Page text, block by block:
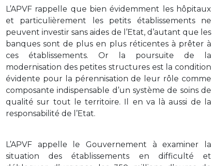
L’APVF rappelle que bien évidemment les hôpitaux
et particulièrement les petits établissements ne
peuvent investir sans aides de l’Etat, d’autant que les
banques sont de plus en plus réticentes à prêter à
ces établissements. Or la poursuite de la
modernisation des petites structures est la condition
évidente pour la pérennisation de leur rôle comme
composante indispensable d’un système de soins de
qualité sur tout le territoire. Il en va là aussi de la
responsabilité de l’Etat.
L’APVF appelle le Gouvernement à examiner la
situation des établissements en difficulté et